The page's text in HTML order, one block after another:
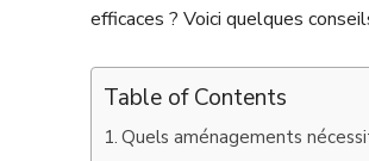
efficaces ? Voici quelques
Table of Contents
Quels aménagements